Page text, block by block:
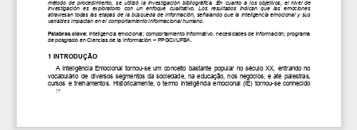
método
de procedimiento, se utilizó la investigación bibliográfica. En cuanto a los objetivos, el nivel
de
investigación
es exploratorio con un enfoque cualitativo. Los resultados indican que las
emociones
atraviesan todas las etapas de la búsqueda de información, señalando que la inteligencia emocional y sus
variables impactan en el comportamiento informacional humano.
Palabras clave: inteligencia emocional; comportamiento informativo. necesidades de información; programa
de posgrado en Ciencias de la Información – PPGCI/UFBA.
1 INTRODUÇÃO
A Inteligência Emocional tornou-se um conceito bastante popular no século XX, entrando no
vocabulário de diversos segmentos da sociedade, na educação, nos negócios, e até palestras,
cursos e treinamentos. Historicamente, o termo inteligência emocional (IE) tornou-se conhecido
17